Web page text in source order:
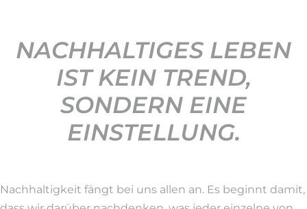
NACHHALTIGES LEBEN
IST KEIN TREND,
SONDERN EINE
EINSTELLUNG.
Nachhaltigkeit fängt bei uns allen an. Es beginnt damit,